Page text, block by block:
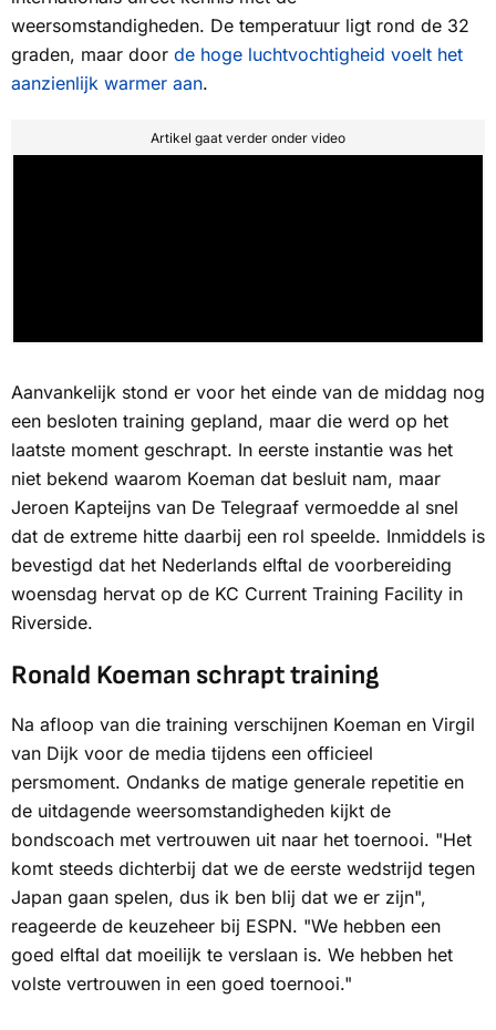
weersomstandigheden. De temperatuur ligt rond de 32
graden, maar door de hoge luchtvochtigheid voelt het
aanzienlijk warmer aan.
Artikel gaat verder onder video
Aanvankelijk stond er voor het einde van de middag nog
een besloten training gepland, maar die werd op het
laatste moment geschrapt. In eerste instantie was het
niet bekend waarom Koeman dat besluit nam, maar
Jeroen Kapteijns van De Telegraaf vermoedde al snel
dat de extreme hitte daarbij een rol speelde. Inmiddels is
bevestigd dat het Nederlands elftal de voorbereiding
woensdag hervat op de KC Current Training Facility in
Riverside.
Ronald Koeman schrapt training
Na afloop van die training verschijnen Koeman en Virgil
van Dijk voor de media tijdens een officieel
persmoment. Ondanks de matige generale repetitie en
de uitdagende weersomstandigheden kijkt de
bondscoach met vertrouwen uit naar het toernooi. "Het
komt steeds dichterbij dat we de eerste wedstrijd tegen
Japan gaan spelen, dus ik ben blij dat we er zijn",
reageerde de keuzeheer bij ESPN. "We hebben een
goed elftal dat moeilijk te verslaan is. We hebben het
volste vertrouwen in een goed toernooi."